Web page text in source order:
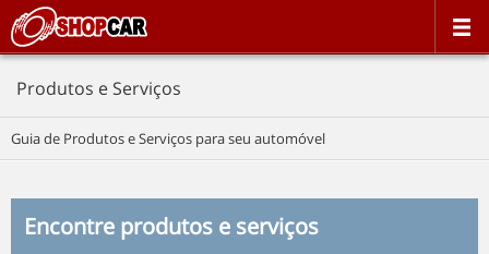
Produtos e Serviços
Guia de Produtos e Serviços para seu automóvel
Encontre produtos e serviços